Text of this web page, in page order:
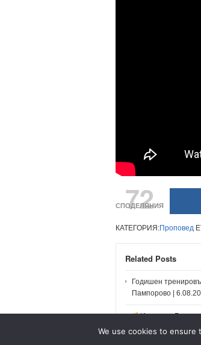
72
СПОДЕЛЯНИЯ
КАТЕГОРИЯ:Проповед
Related Posts
Годишен
Пампорово |
Искаш ли Божият
теб и чрез теб?
We use cookies to